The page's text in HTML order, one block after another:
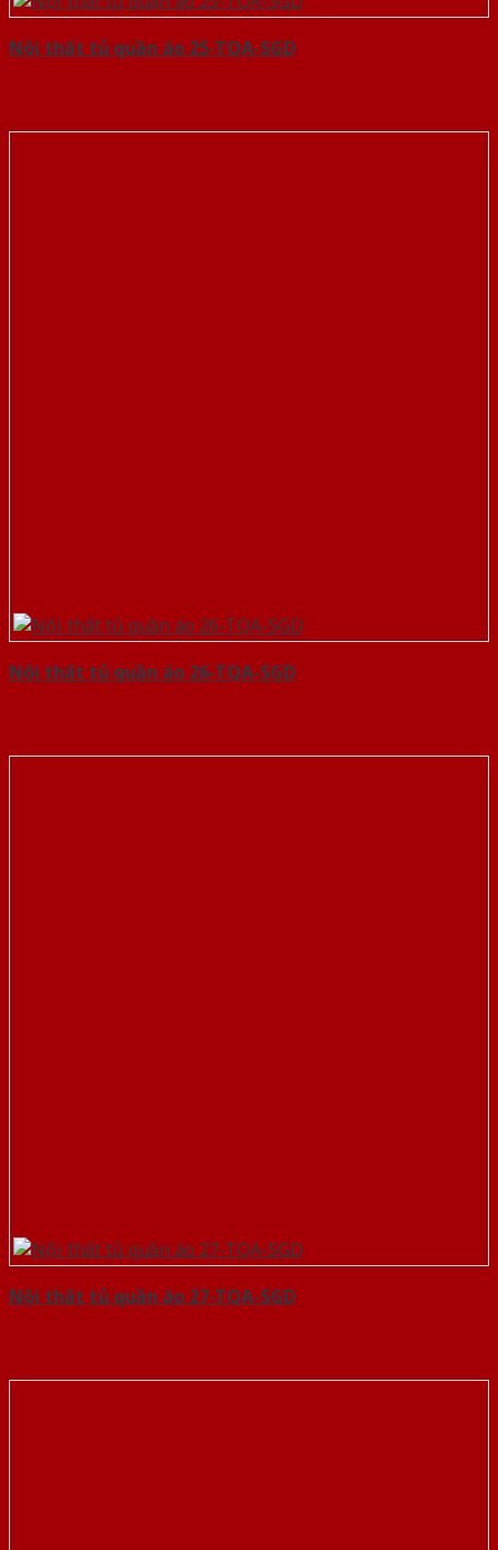
Nội thất tủ quần áo 25-TQA-SGD
Nội thất tủ quần áo 26-TQA-SGD
Nội thất tủ quần áo 27-TQA-SGD